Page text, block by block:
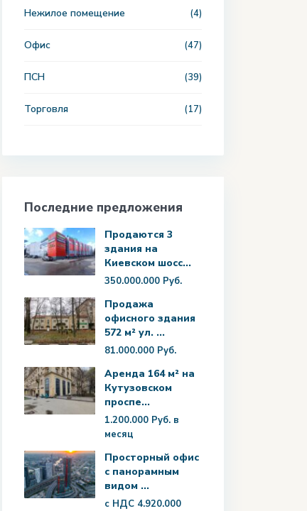
Нежилое помещение (4)
Офис (47)
ПСН (39)
Торговля (17)
Последние предложения
Продаются 3
здания на
Киевском шосс...
350.000.000 Руб.
Продажа
офисного здания
572 м² ул. ...
81.000.000 Руб.
Аренда 164 м² на
Кутузовском
проспе...
1.200.000 Руб. в
месяц
Просторный офис
с панорамным
видом ...
с НДС 4.920.000